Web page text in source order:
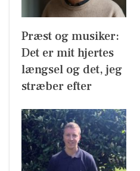
Præst og musiker:
Det er mit hjertes
længsel og det, jeg
stræber efter